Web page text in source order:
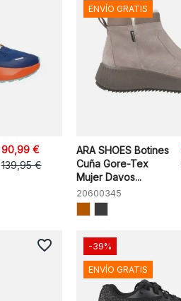
90,99 €
139,95 €
ARA SHOES Botines
Cuña Gore-Tex
Mujer Davos...
20600345
ENVÍO GRATIS
favorite_border -39%
ENVÍO GRATIS